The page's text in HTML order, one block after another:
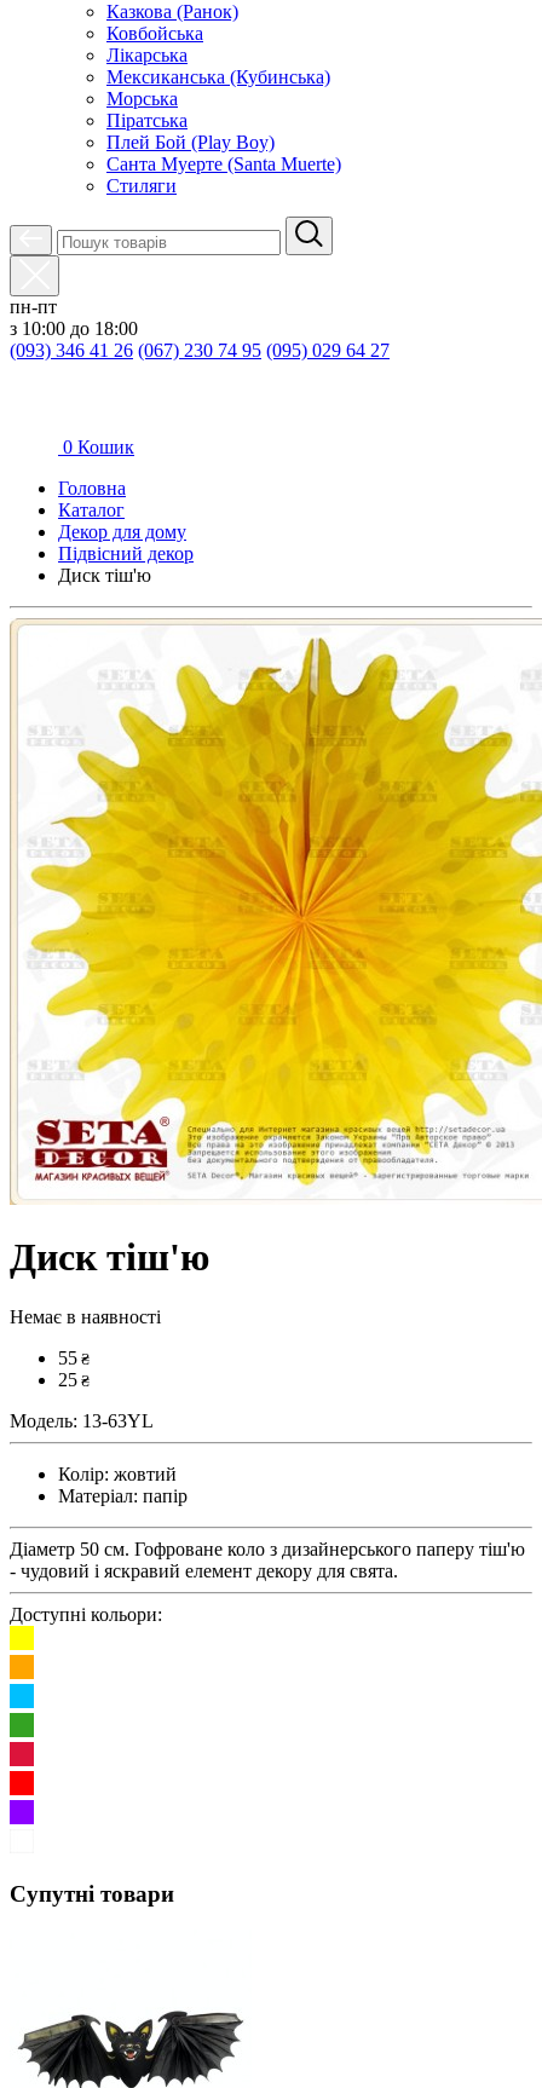
Казкова (Ранок)
Ковбойська
Лікарська
Мексиканська (Кубинська)
Морська
Піратська
Плей Бой (Play Boy)
Санта Муерте (Santa Muerte)
Стиляги
пн-пт
з 10:00 до 18:00
(093) 346 41 26 (067) 230 74 95 (095) 029 64 27
0 Кошик
Головна
Каталог
Декор для дому
Підвісний декор
Диск тіш'ю
Диск тіш'ю
Немає в наявності
55 ₴
25 ₴
Модель: 13-63YL
Колір: жовтий
Матеріал: папір
Діаметр 50 см. Гофроване коло з дизайнерського паперу тіш'ю
- чудовий і яскравий елемент декору для свята.
Доступні кольори:
Супутні товари